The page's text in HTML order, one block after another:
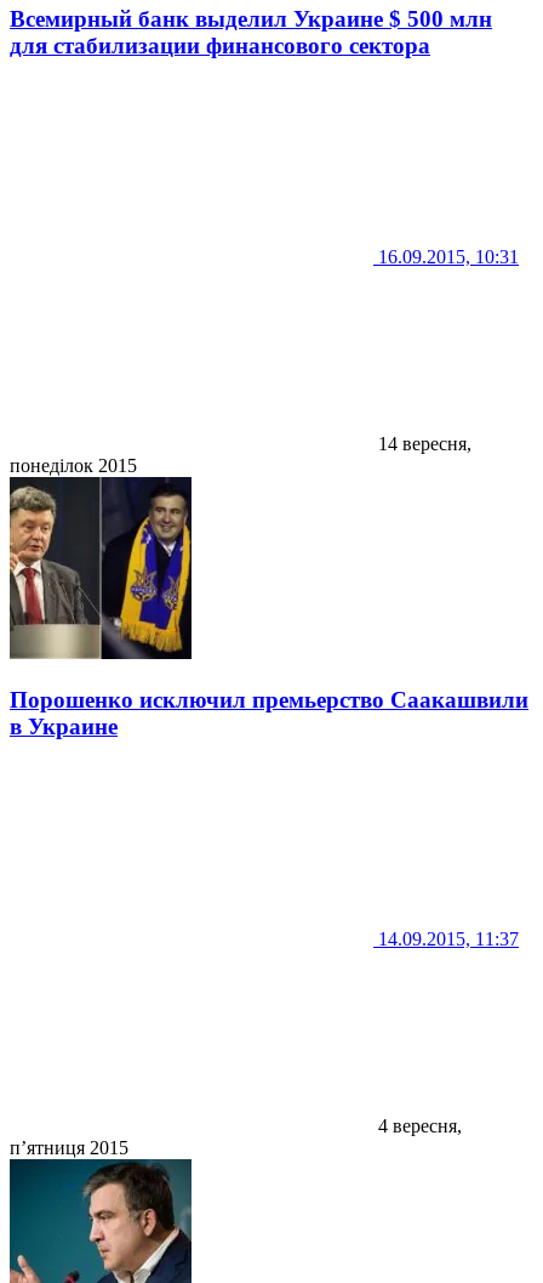
Всемирный банк выделил Украине $ 500 млн
для стабилизации финансового сектора
16.09.2015, 10:31
14 вересня,
понеділок 2015
Порошенко исключил премьерство Саакашвили
в Украине
14.09.2015, 11:37
4 вересня,
п’ятниця 2015